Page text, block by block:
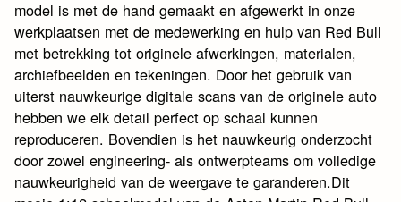
model is met de hand gemaakt en afgewerkt in onze
werkplaatsen met de medewerking en hulp van Red Bull
met betrekking tot originele afwerkingen, materialen,
archiefbeelden en tekeningen. Door het gebruik van
uiterst nauwkeurige digitale scans van de originele auto
hebben we elk detail perfect op schaal kunnen
reproduceren. Bovendien is het nauwkeurig onderzocht
door zowel engineering- als ontwerpteams om volledige
nauwkeurigheid van de weergave te garanderen.Dit